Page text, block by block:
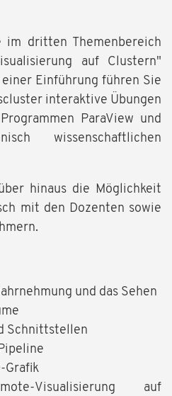
im dritten Themenbereich
auf Clustern"
Einführung führen Sie
interaktive Übungen
ParaView und
wissenschaftlichen
hinaus die Möglichkeit
mit den Dozenten sowie
und das Sehen
Schnittstellen
Grafik
Visualisierung auf